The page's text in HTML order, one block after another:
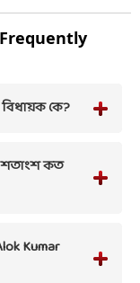
Frequently
বিধায়ক কে?
শতাংশ কত
Kumar